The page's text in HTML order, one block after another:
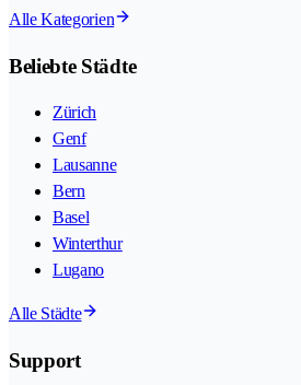
Alle Kategorien
Beliebte Städte
Zürich
Genf
Lausanne
Bern
Basel
Winterthur
Lugano
Alle Städte
Support